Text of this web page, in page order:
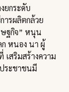
ยกระดับ
ารผลิตกล้วย
ฐกิจ” หนุน
ก หนอง นา ผู้
เสริมสร้างความ
ระชาชนมี